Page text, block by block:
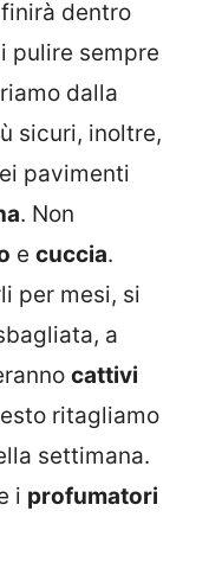
dentro
pulire sempre
dalla
sicuri, inoltre,
pavimenti
. Non
e cuccia.
per mesi, si
a
cattivi
ritagliamo
settimana.
i profumatori